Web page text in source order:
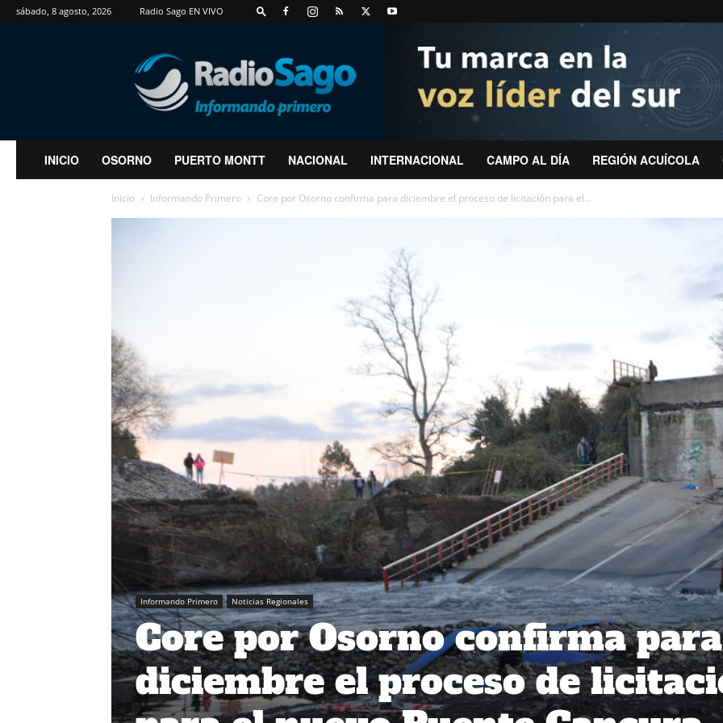
sábado, 8 agosto, 2026 Radio Sago EN VIVO
RadioSago
INICIO OSORNO PUERTO MONTT NACIONAL INTERNACIONAL CAMPO AL DÍA REGIÓN ACUÍCOLA
Inicio Informando Primero Core por Osorno confirma para diciembre el proceso de licitación para el...
Informando Primero Noticias Regionales
Core por Osorno confirma para
diciembre el proceso de